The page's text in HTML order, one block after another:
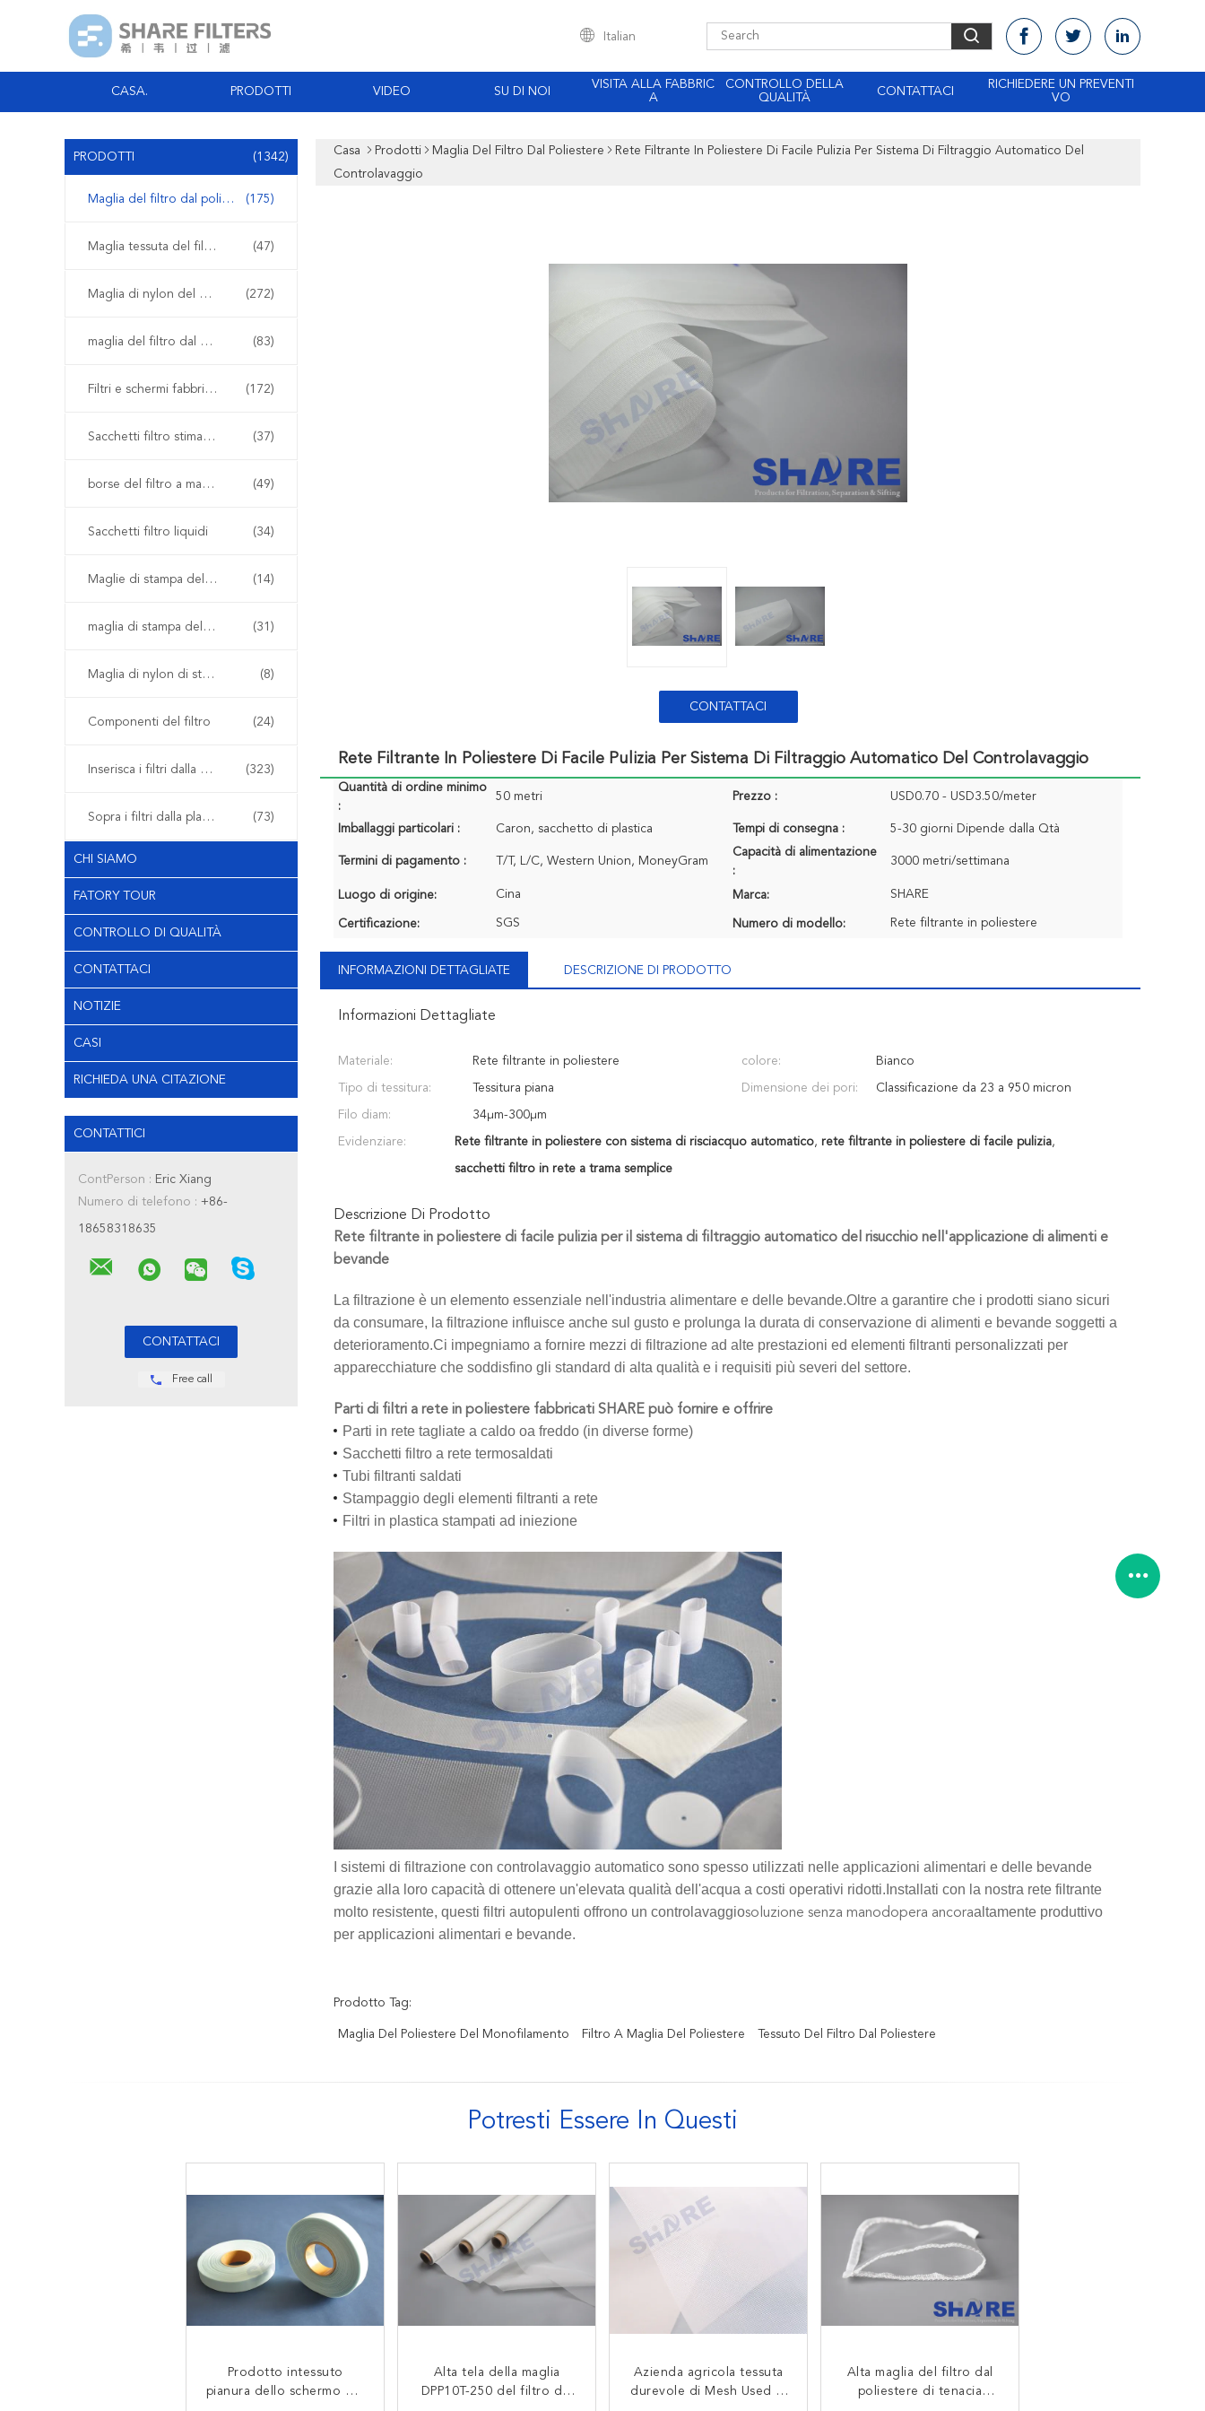
Italian
CASA. PRODOTTI VIDEO SU DI NOI
VISITA ALLA FABBRIC
A
CONTROLLO DELLA
QUALITÀ
CONTATTACI
RICHIEDERE UN PREVENTI
VO
PRODOTTI (1342)
Maglia del filtro dal poliestere (175)
Maglia tessuta del filtro (47)
Maglia di nylon del filtro (272)
maglia del filtro dal polipropilene (83)
Filtri e schermi fabbricati (172)
Sacchetti filtro stimati del micron (37)
borse del filtro a maglia (49)
Sacchetti filtro liquidi (34)
Maglie di stampa dello schermo (14)
maglia di stampa del poliestere (31)
Maglia di nylon di stampa dello schermo (8)
Componenti del filtro (24)
Inserisca i filtri dalla plastica del modanatura (323)
Sopra i filtri dalla plastica del modanatura (73)
CHI SIAMO
FATORY TOUR
CONTROLLO DI QUALITÀ
CONTATTACI
NOTIZIE
CASI
RICHIEDA UNA CITAZIONE
CONTATTICI
ContPerson : Eric Xiang
Numero di telefono : +86-
18658318635
Free call
Casa Prodotti Maglia Del Filtro Dal Poliestere
Rete Filtrante In Poliestere Di Facile Pulizia Per Sistema Di Filtraggio Automatico Del
Controlavaggio
CONTATTACI
Rete Filtrante In Poliestere Di Facile Pulizia Per Sistema Di Filtraggio Automatico Del Controlavaggio
Quantità di ordine minimo
:
50 metri Prezzo : USD0.70 - USD3.50/meter
Imballaggi particolari : Caron, sacchetto di plastica Tempi di consegna : 5-30 giorni Dipende dalla Qtà
Termini di pagamento : T/T, L/C, Western Union, MoneyGram
Capacità di alimentazione
:
3000 metri/settimana
Luogo di origine: Cina Marca: SHARE
Certificazione: SGS Numero di modello: Rete filtrante in poliestere
INFORMAZIONI DETTAGLIATE DESCRIZIONE DI PRODOTTO
Informazioni Dettagliate
Materiale: Rete filtrante in poliestere colore: Bianco
Tipo di tessitura: Tessitura piana Dimensione dei pori: Classificazione da 23 a 950 micron
Filo diam: 34μm-300μm
Evidenziare: Rete filtrante in poliestere con sistema di risciacquo automatico, rete filtrante in poliestere di facile pulizia,
sacchetti filtro in rete a trama semplice
Descrizione Di Prodotto
Rete filtrante in poliestere di facile pulizia per il sistema di filtraggio automatico del risucchio nell'applicazione di alimenti e
bevande
La filtrazione è un elemento essenziale nell'industria alimentare e delle bevande.Oltre a garantire che i prodotti siano sicuri
da consumare, la filtrazione influisce anche sul gusto e prolunga la durata di conservazione di alimenti e bevande soggetti a
deterioramento.Ci impegniamo a fornire mezzi di filtrazione ad alte prestazioni ed elementi filtranti personalizzati per
apparecchiature che soddisfino gli standard di alta qualità e i requisiti più severi del settore.
Parti di filtri a rete in poliestere fabbricati SHARE può fornire e offrire
Parti in rete tagliate a caldo oa freddo (in diverse forme)
Sacchetti filtro a rete termosaldati
Tubi filtranti saldati
Stampaggio degli elementi filtranti a rete
Filtri in plastica stampati ad iniezione
I sistemi di filtrazione con controlavaggio automatico sono spesso utilizzati nelle applicazioni alimentari e delle bevande
grazie alla loro capacità di ottenere un'elevata qualità dell'acqua a costi operativi ridotti.Installati con la nostra rete filtrante
molto resistente, questi filtri autopulenti offrono un controlavaggiosoluzione senza manodopera ancoraaltamente produttivo
per applicazioni alimentari e bevande.
Prodotto Tag:
Maglia Del Poliestere Del Monofilamento Filtro A Maglia Del Poliestere Tessuto Del Filtro Dal Poliestere
Potresti Essere In Questi
Prodotto intessuto
pianura dello schermo del
Alta tela della maglia
DPP10T-250 del filtro dal
Azienda agricola tessuta
durevole di Mesh Used In
Alta maglia del filtro dal
poliestere di tenacia
100 / trasformazione dei
prodotti alimentari di
Filtro di superficie
idrofobo Mesh For
45 micron Polyester
Monofilament Filter Mesh
Tessuto filtrante in
monofilamento di